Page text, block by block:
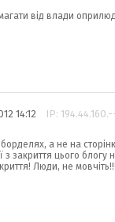
від влади
14:12 IP:
а не на
з закриття цього
Люди, не мовчіть!!!